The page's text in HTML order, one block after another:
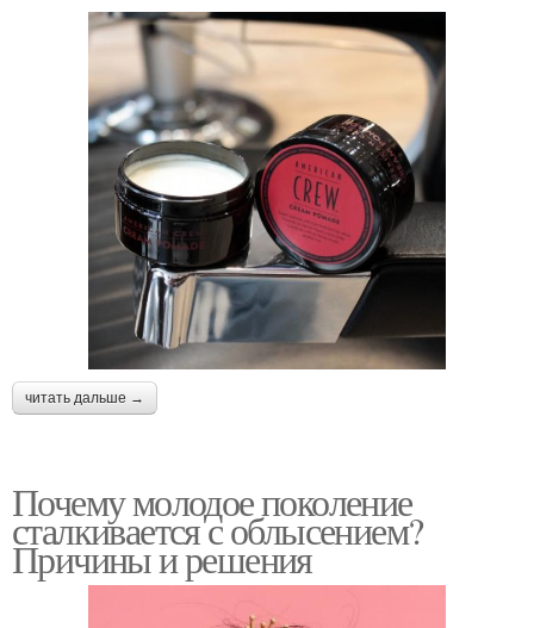
читать дальше →
Почему молодое поколение
сталкивается с облысением?
Причины и решения